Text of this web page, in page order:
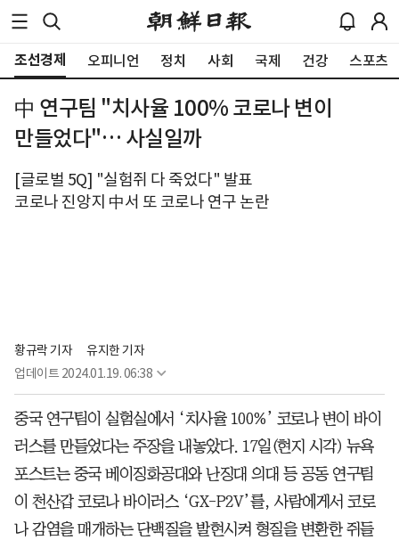
조선경제 오피니언 정치 사회 국제 건강 스포츠
中 연구팀 "치사율 100% 코로나 변이
만들었다"… 사실일까
[글로벌 5Q] "실험쥐 다 죽었다" 발표
코로나 진앙지 中서 또 코로나 연구 논란
황규락 기자
유지한 기자
업데이트 2024.01.19. 06:38
중국 연구팀이 실험실에서 ‘치사율 100%’ 코로나 변이 바이
러스를 만들었다는 주장을 내놓았다. 17일(현지 시각) 뉴욕
포스트는 중국 베이징화공대와 난징대 의대 등 공동 연구팀
이 천산갑 코로나 바이러스 ‘GX-P2V’를, 사람에게서 코로
나 감염을 매개하는 단백질을 발현시켜 형질을 변환한 쥐들